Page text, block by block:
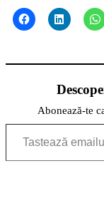
Abonează-te
Tastează emailul tău...